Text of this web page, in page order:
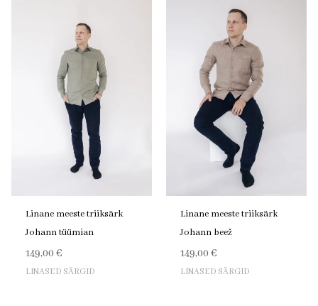
Linane meeste triiksärk
Johann tüümian
149,00€
LINASED SÄRGID
Linane meeste triiksärk
Johann beež
149,00€
LINASED SÄRGID